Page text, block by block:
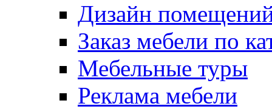
Дизайн
Заказ мебели по
Мебельные туры
Реклама мебели